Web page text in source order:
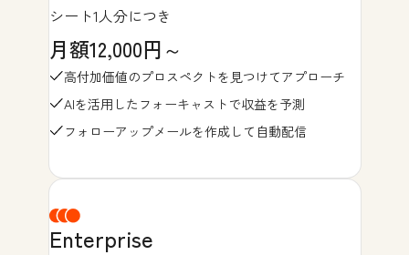
シート1人分につき
月額12,000円～
高付加価値のプロスペクトを見つけてアプローチ
AIを活用したフォーキャストで収益を予測
フォローアップメールを作成して自動配信
Enterprise